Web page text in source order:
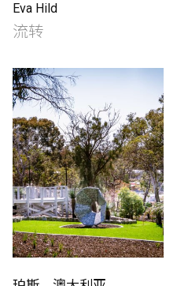
Eva Hild
流转